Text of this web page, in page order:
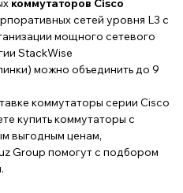
коммутаторов Cisco
сетей уровня L3 c
мощного сетевого
StackWise
можно объединить до 9
коммутаторы серии Cisco
купить коммутаторы с
выгодным ценам,
Group помогут с подбором